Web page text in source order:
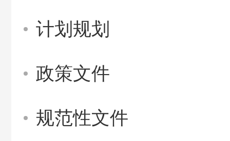
计划规划
政策文件
规范性文件